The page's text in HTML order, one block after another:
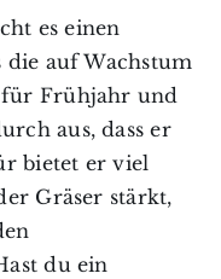
es einen
die auf Wachstum
für Frühjahr und
aus, dass er
bietet er viel
Gräser stärkt,
du ein